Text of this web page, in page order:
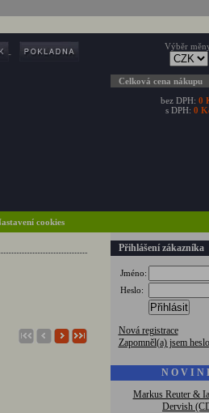
Výběr
Celková cena nákupu
bez DPH: 0
s DPH: 0
cookies
Přihlášení zákazníka
Jméno:
Heslo:
Přihlásit
Nová registrace
Zapomněl(a) jsem heslo
N O V I N
Markus Reuter &
Dervish